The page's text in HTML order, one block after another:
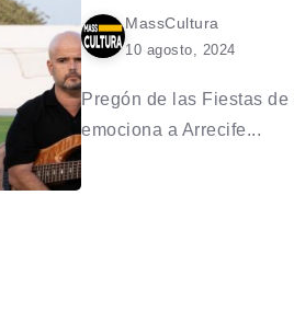
MassCultura
10 agosto, 2024
Pregón de las Fiestas
emociona a Arrecife...